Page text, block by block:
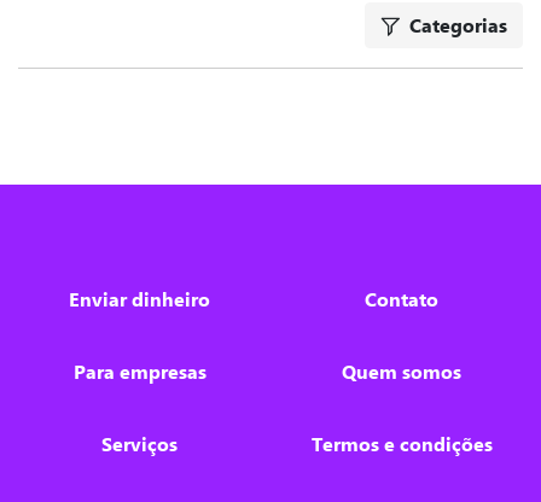
Categorias
Enviar dinheiro
Para empresas
Serviços
Contato
Quem somos
Termos e condições